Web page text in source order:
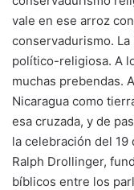
vale en ese arroz
conservadurismo.
político-religiosa. A
muchas prebendas.
Nicaragua como
esa cruzada, y de
la celebración del
Ralph Drollinger,
bíblicos entre los